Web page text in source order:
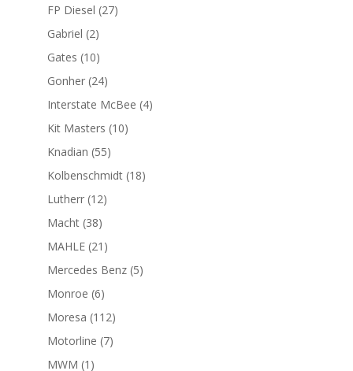
FP Diesel 2727
Gabriel 22
productos
Gates 1010
productos
Gonher 2424
productos
Interstate McBee 44
Kit Masters 1010
Knadian 5555
productos
Kolbenschmidt 1818
Lutherr 1212
Macht 3838
productos
MAHLE 21 21
productos
Mercedes Benz 55
Monroe 66
productos
Moresa 112112
productos
Motorline 77
MWM 1 1